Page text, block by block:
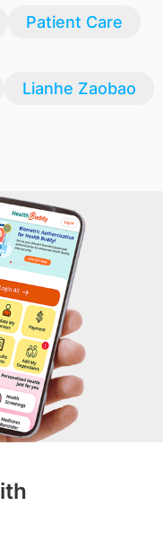
Patient Care
Lianhe Zaobao